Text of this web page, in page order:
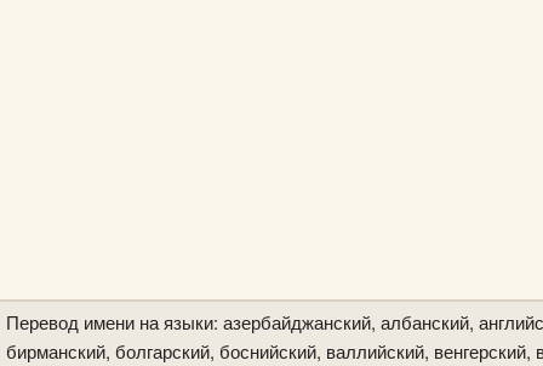
Перевод имени на языки: азербайджанский, албанский,
бирманский, болгарский, боснийский, валлийский, венгерский,